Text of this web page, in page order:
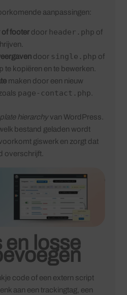
aanpassingen:
of footer door header.php of
door single.php of
te kopiëren en te bewerken.
maken door een nieuw
page-contact.php.
hierarchyvan WordPress.
bestand geladen wordt
giswerk en zorgt dat
overschrijft.
en losse
code of een extern script
aan een trackingtag, een